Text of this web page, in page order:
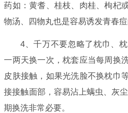
药如：黄耆、桂枝、肉桂、枸杞
物汤、四物丸也是容易诱发青春痘
4、千万不要忽略了枕巾、
一两天换一次，枕套应当每周换
皮肤接触，如果光洗脸不换枕巾
接接触面部，容易沾上螨虫、灰
期换洗非常必要。